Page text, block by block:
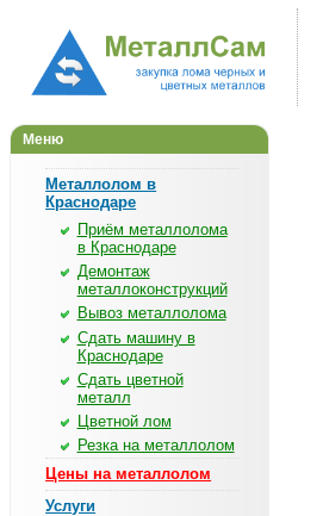
Меню
Металлолом в
Краснодаре
Приём металлолома
в Краснодаре
Демонтаж
металлоконструкций
Вывоз металлолома
Сдать машину в
Краснодаре
Сдать цветной
металл
Цветной лом
Резка на металлолом
Цены на металлолом
Услуги